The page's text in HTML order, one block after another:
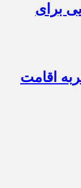
برای
اقامت